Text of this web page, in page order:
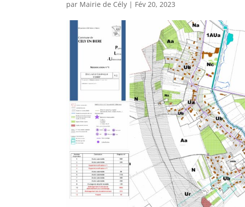
par Mairie de Cély | Fév 20, 2023